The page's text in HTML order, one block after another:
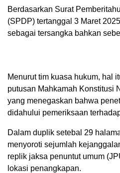
Berdasarkan Surat
(SPDP) tertanggal 3 Maret
sebagai tersangka bahkan
Menurut tim kuasa hukum, hal
putusan Mahkamah Konstitusi
yang menegaskan bahwa
didahului pemeriksaan
Dalam duplik setebal 29
menyoroti sejumlah
replik jaksa penuntut umum
lokasi penangkapan.